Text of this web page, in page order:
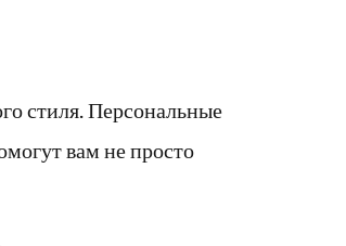
стиля. Персональные
вам не просто